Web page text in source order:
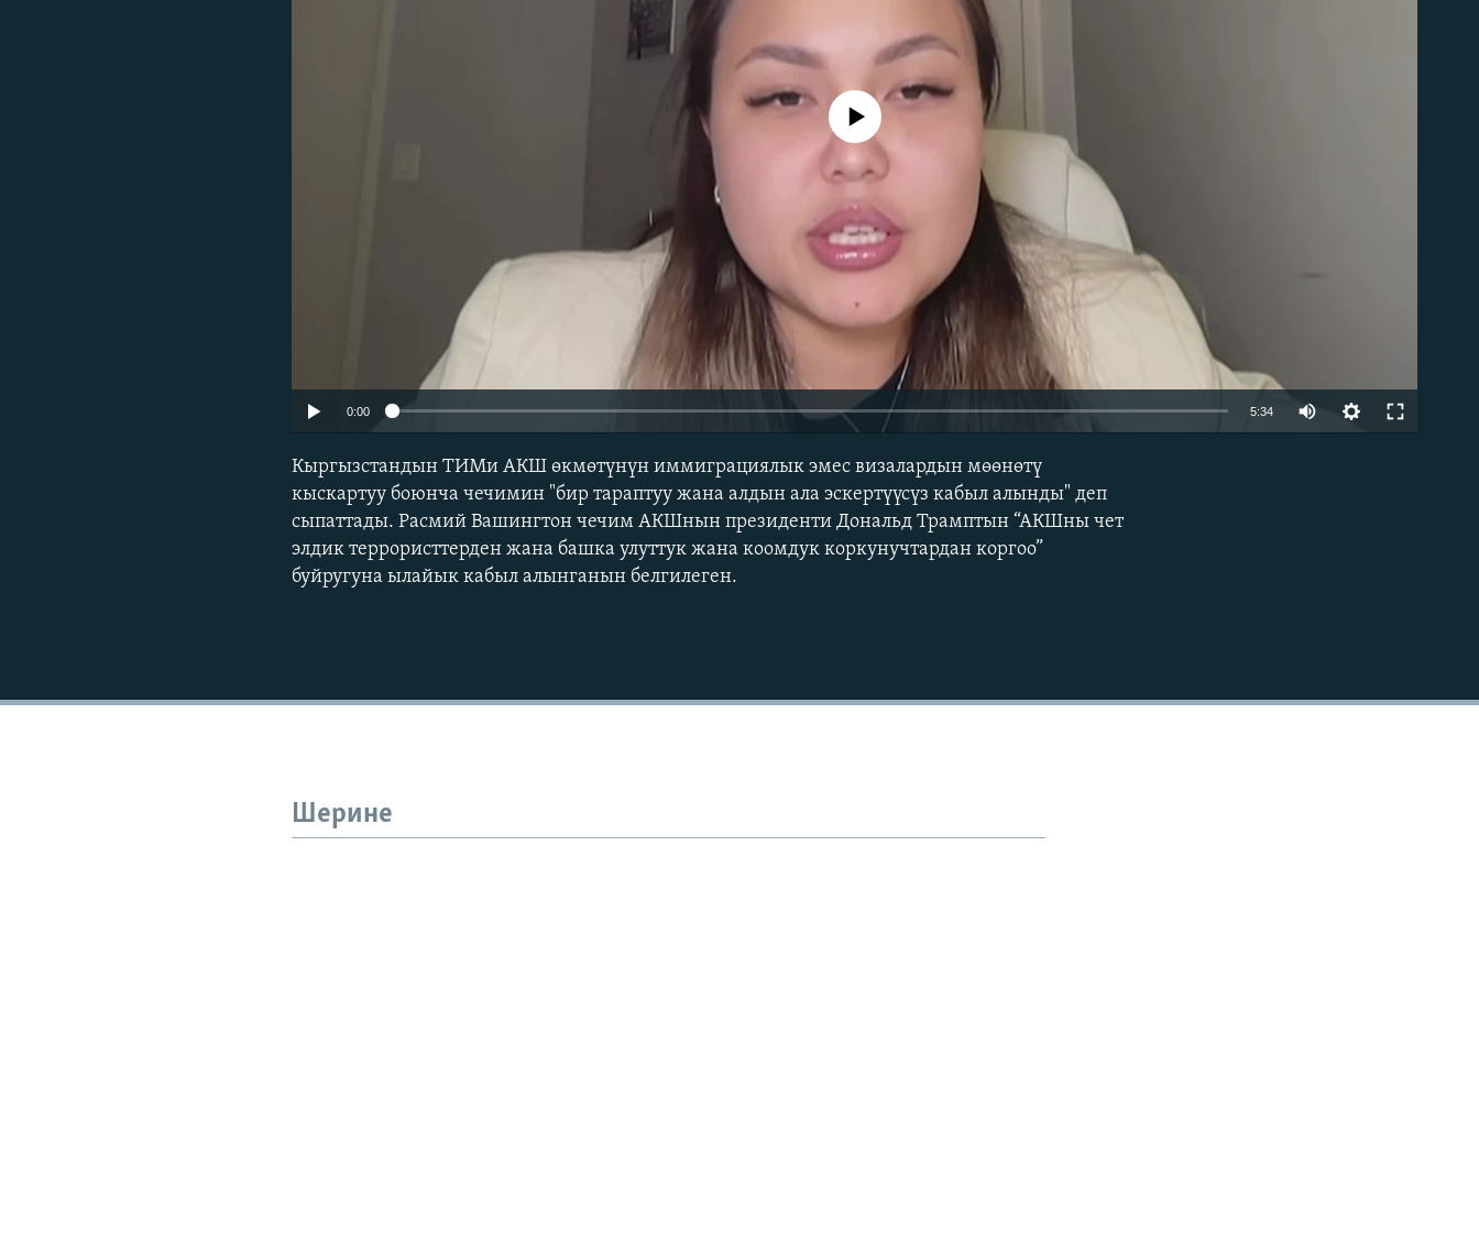
No media source currently available
0:00 5:34
Кыргызстандын ТИМи АКШ өкмөтүнүн иммиграциялык эмес визалардын мөөнөтү
кыскартуу боюнча чечимин "бир тараптуу жана алдын ала эскертүүсүз кабыл алынды" деп
сыпаттады. Расмий Вашингтон чечим АКШнын президенти Дональд Трамптын “АКШны чет
элдик террористтерден жана башка улуттук жана коомдук коркунучтардан коргоо”
буйругуна ылайык кабыл алынганын белгилеген.
Шерине